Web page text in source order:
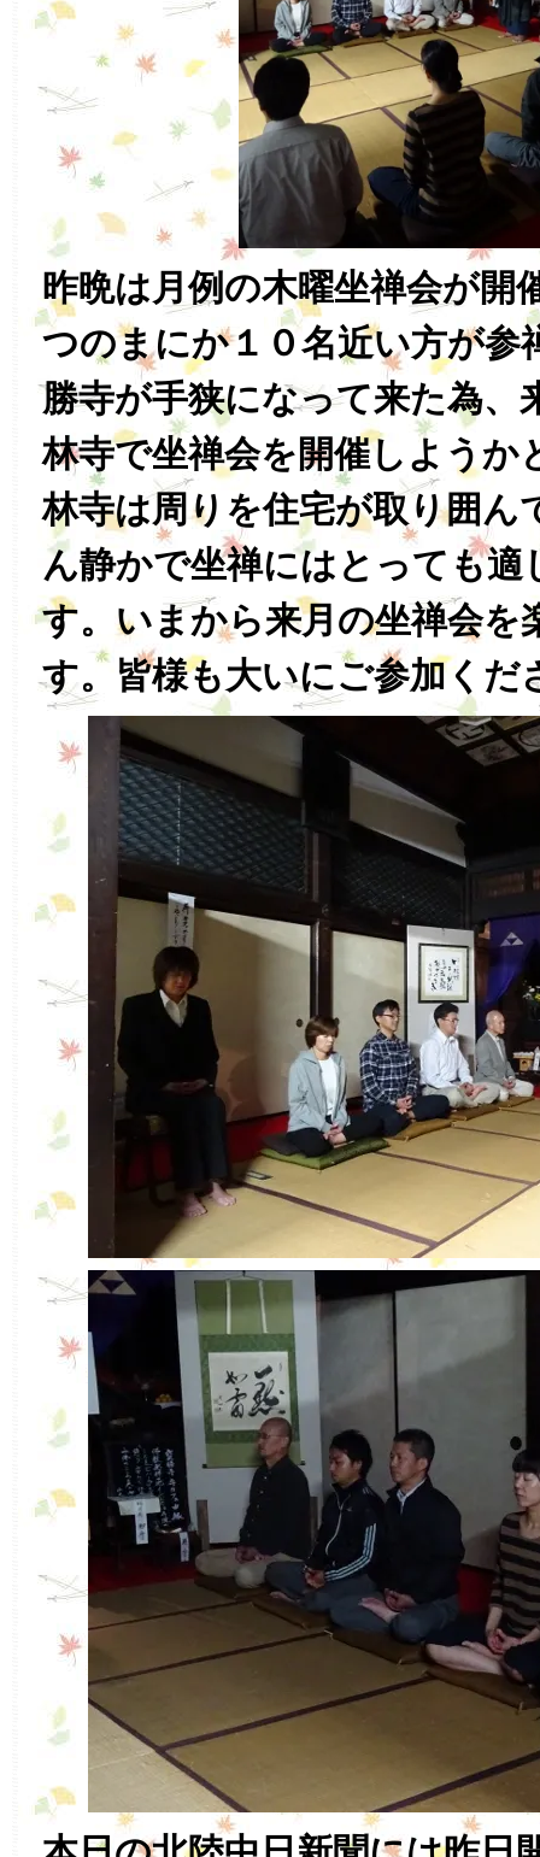
昨晩は月例の木曜坐禅会が開
つのまにか１０名近い方が参
勝寺が手狭になって来た為、
林寺で坐禅会を開催しようか
林寺は周りを住宅が取り囲ん
ん静かで坐禅にはとっても適
す。いまから来月の坐禅会を
す。皆様も大いにご参加くだ